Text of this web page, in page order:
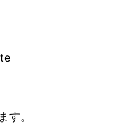
。